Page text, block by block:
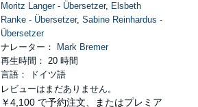
Moritz Langer - Übersetzer, Elsbeth
Ranke - Übersetzer, Sabine Reinhardus -
Übersetzer
ナレーター：
Mark Bremer
再生時間： 20 時間
言語： ドイツ語
レビューはまだありません。
￥4,100 で予約注文、またはプレミア